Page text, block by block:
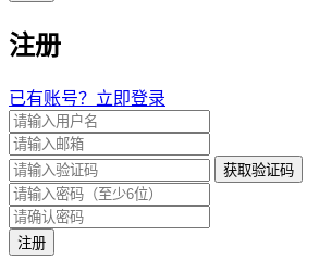
注册
已有账号？立即登录
获取验证码
注册